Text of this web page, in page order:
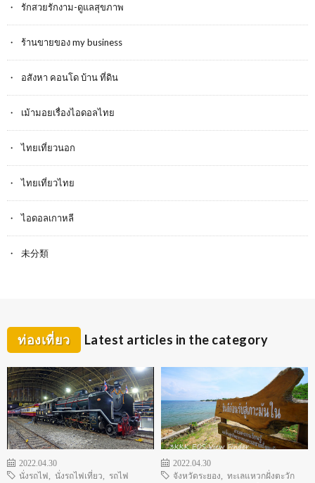
รักสวยรักงาม-ดูแลสุขภาพ
ร้านขายของ my business
อสังหา คอนโด บ้าน ที่ดิน
เม้ามอยเรื่องไอดอลไทย
ไทยเที่ยวนอก
ไทยเที่ยวไทย
ไอดอลเกาหลี
未分類
ท่องเที่ยว Latest articles in the category
2022.04.30
นั่งรถไฟ
นั่งรถไฟเที่ยว รถไฟ
2022.04.30
จังหวัดระยอง
ทะเลแหวกฝั่งตะวัก